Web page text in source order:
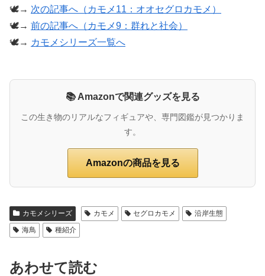
🕊️→ 次の記事へ（カモメ11：オオセグロカモメ）
🕊️→ 前の記事へ（カモメ9：群れと社会）
🕊️→ カモメシリーズ一覧へ
📚 Amazonで関連グッズを見る
この生き物のリアルなフィギュアや、専門図鑑が見つかりま
す。
Amazonの商品を見る
カモメシリーズ カモメ セグロカモメ
沿岸生態
海鳥
種紹介
あわせて読む